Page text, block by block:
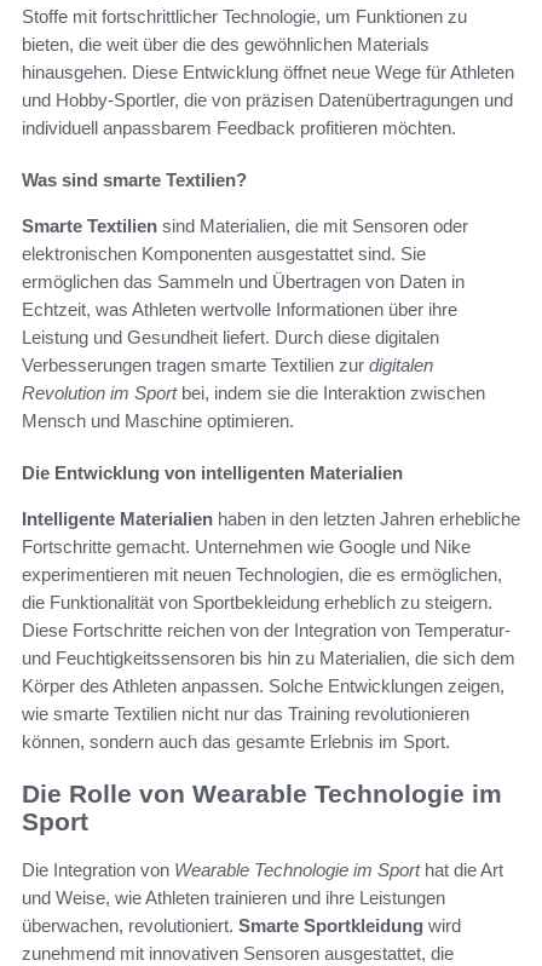
Stoffe mit fortschrittlicher Technologie, um Funktionen zu
bieten, die weit über die des gewöhnlichen Materials
hinausgehen. Diese Entwicklung öffnet neue Wege für Athleten
und Hobby-Sportler, die von präzisen Datenübertragungen und
individuell anpassbarem Feedback profitieren möchten.
Was sind smarte Textilien?
Smarte Textilien sind Materialien, die mit Sensoren oder
elektronischen Komponenten ausgestattet sind. Sie
ermöglichen das Sammeln und Übertragen von Daten in
Echtzeit, was Athleten wertvolle Informationen über ihre
Leistung und Gesundheit liefert. Durch diese digitalen
Verbesserungen tragen smarte Textilien zur digitalen
Revolution im Sportbei, indem sie die Interaktion zwischen
Mensch und Maschine optimieren.
Die Entwicklung von intelligenten Materialien
Intelligente Materialien haben in den letzten Jahren erhebliche
Fortschritte gemacht. Unternehmen wie Google und Nike
experimentieren mit neuen Technologien, die es ermöglichen,
die Funktionalität von Sportbekleidung erheblich zu steigern.
Diese Fortschritte reichen von der Integration von Temperatur-
und Feuchtigkeitssensoren bis hin zu Materialien, die sich dem
Körper des Athleten anpassen. Solche Entwicklungen zeigen,
wie smarte Textilien nicht nur das Training revolutionieren
können, sondern auch das gesamte Erlebnis im Sport.
Die Rolle von Wearable Technologie im
Sport
Die Integration von Wearable Technologie im Sporthat die Art
und Weise, wie Athleten trainieren und ihre Leistungen
überwachen, revolutioniert. Smarte Sportkleidung wird
zunehmend mit innovativen Sensoren ausgestattet, die